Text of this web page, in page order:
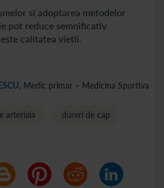
si adoptarea metodelor
pot reduce semnificativ
calitatea vietii.
, Medic primar – Medicina Sportiva
arteriala dureri de cap